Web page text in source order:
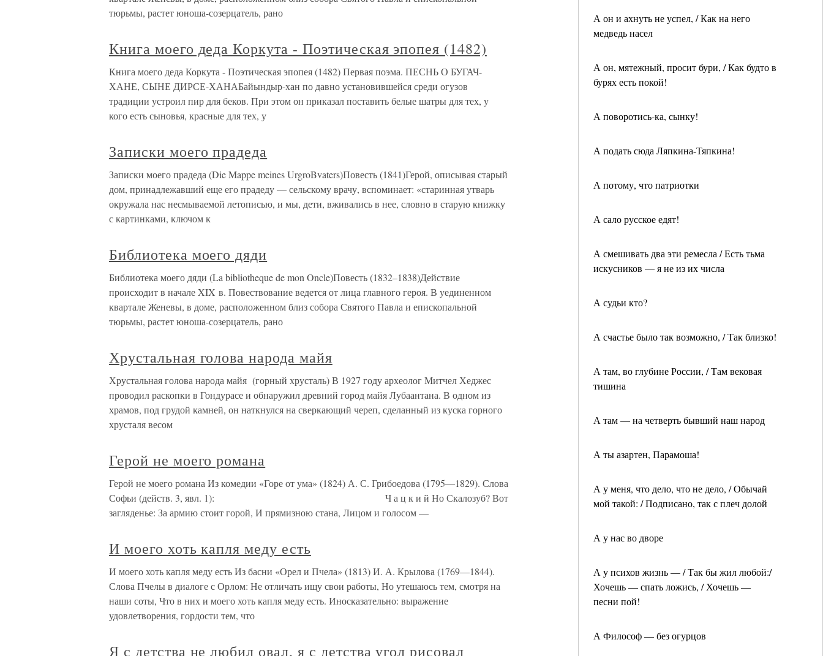
А он и ахнуть не успел, / Как на него
медведь насел
А он, мятежный, просит бури, / Как будто в
бурях есть покой!
А поворотись-ка, сынку!
А подать сюда Ляпкина-Тяпкина!
А потому, что патриотки
А сало русское едят!
А смешивать два эти ремесла / Есть тьма
искусников — я не из их числа
А судьи кто?
А счастье было так возможно, / Так близко!
А там, во глубине России, / Там вековая
тишина
А там — на четверть бывший наш народ
А ты азартен, Парамоша!
А у меня, что дело, что не дело, / Обычай
мой такой: / Подписано, так с плеч долой
А у нас во дворе
А у психов жизнь — / Так бы жил любой:/
Хочешь — спать ложись, / Хочешь —
песни пой!
А Философ — без огурцов
тюрьмы, растет юноша-созерцатель, рано
Книга моего деда Коркута - Поэтическая эпопея (1482)
Книга моего деда Коркута - Поэтическая эпопея (1482) Первая поэма. ПЕСНЬ О БУГАЧ-
ХАНЕ, СЫНЕ ДИРСЕ-ХАНАБайындыр-хан по давно установившейся среди огузов
традиции уст­роил пир для беков. При этом он приказал поставить белые шатры для тех, у
кого есть сыновья, красные для тех, у
Записки моего прадеда
Записки моего прадеда (Die Mappe meines UrgroBvaters)Повесть (1841)Герой, описывая старый
дом, принадлежавший еще его прадеду — сельскому врачу, вспоминает: «старинная утварь
окружала нас несмываемой летописью, и мы, дети, вживались в нее, словно в старую книжку
с картинками, ключом к
Библиотека моего дяди
Библиотека моего дяди (La bibliotheque de mon Oncle)Повесть (1832–1838)Действие
происходит в начале XIX в. Повествование ведется от лица главного героя. В уединенном
квартале Женевы, в доме, расположенном близ собора Святого Павла и епископальной
тюрьмы, растет юноша-созерцатель, рано
Хрустальная голова народа майя
Хрустальная голова народа майя (горный хрусталь) В 1927 году археолог Митчел Хеджес
проводил раскопки в Гондурасе и обнаружил древний город майя Лубаантана. В одном из
храмов, под грудой камней, он наткнулся на сверкающий череп, сделанный из куска горного
хрусталя весом
Герой не моего романа
Герой не моего романа Из комедии «Горе от ума» (1824) А. С. Грибоедова (1795—1829). Слова
Софьи (действ. 3, явл. 1): Ч а ц к и й Но Скалозуб? Вот
загляденье: За армию стоит горой, И прямизною стана, Лицом и голосом —
И моего хоть капля меду есть
И моего хоть капля меду есть Из басни «Орел и Пчела» (1813) И. А. Крылова (1769—1844).
Слова Пчелы в диалоге с Орлом: Не отличать ищу свои работы, Но утешаюсь тем, смотря на
наши соты, Что в них и моего хоть капля меду есть. Иносказательно: выражение
удовлетворения, гордости тем, что
Я с детства не любил овал, я с детства угол рисовал